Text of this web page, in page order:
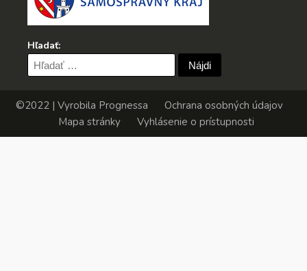
Hľadať:
Hľadať:
©2022 | Vyrobila Prognessa
Ochrana osobných údajov
Mapa stránky
Vyhlásenie o prístupnosti